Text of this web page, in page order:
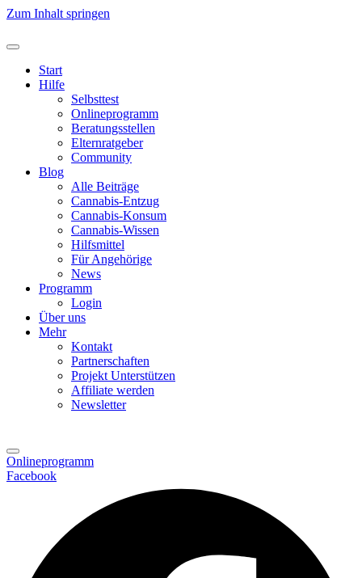
Zum Inhalt springen
Start
Hilfe
Selbsttest
Onlineprogramm
Beratungsstellen
Elternratgeber
Community
Blog
Alle Beiträge
Cannabis-Entzug
Cannabis-Konsum
Cannabis-Wissen
Hilfsmittel
Für Angehörige
News
Programm
Login
Über uns
Mehr
Kontakt
Partnerschaften
Projekt Unterstützen
Affiliate werden
Newsletter
Onlineprogramm
Facebook